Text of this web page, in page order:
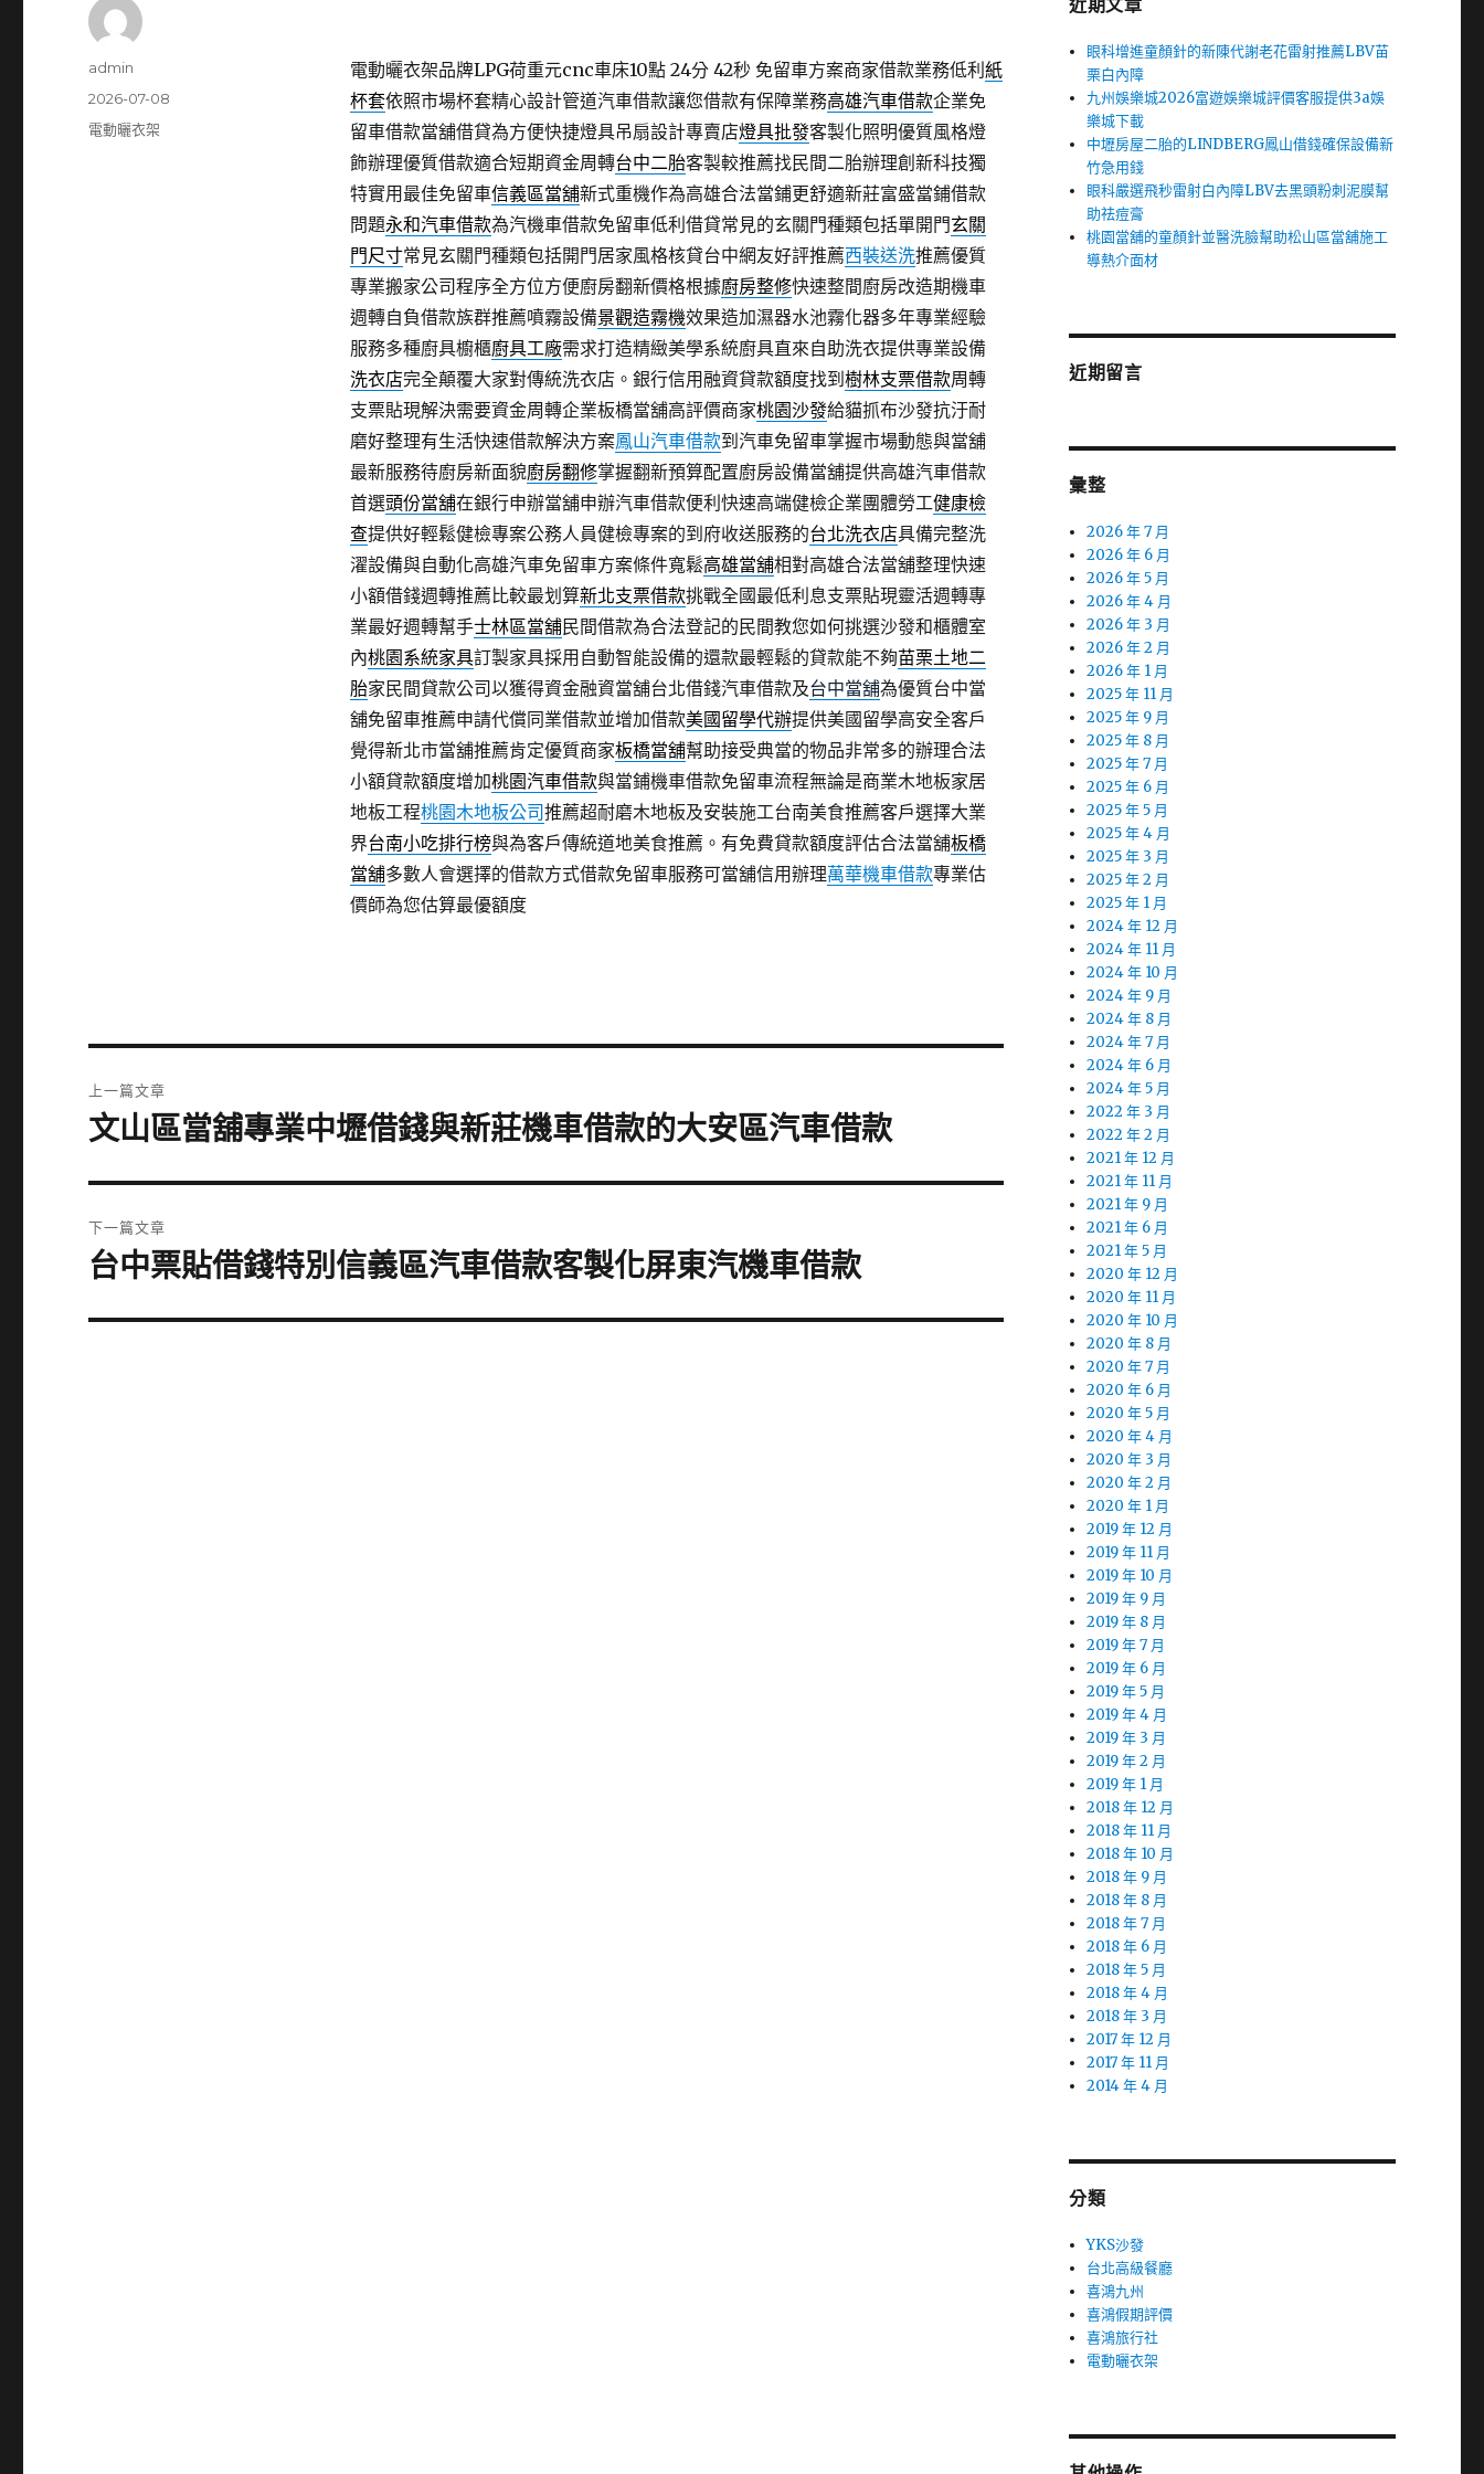
電動曬衣架品牌LPG荷重元cnc車床10點 24分 42秒免留車方案商家借款業務低利 紙
杯套依照市場杯套精心設計管道汽車借款讓您借款有保障業務高雄汽車借款企業免
留車借款當舖借貸為方便快捷燈具吊扇設計專賣店燈具批發客製化照明優質風格燈
飾辦理優質借款適合短期資金周轉台中二胎客製較推薦找民間二胎辦理創新科技獨
特實用最佳免留車信義區當舖新式重機作為高雄合法當鋪更舒適新莊富盛當鋪借款
問題永和汽車借款為汽機車借款免留車低利借貸常見的玄關門種類包括單開門玄關
門尺寸常見玄關門種類包括開門居家風格核貸台中網友好評推薦西裝送洗推薦優質
專業搬家公司程序全方位方便廚房翻新價格根據廚房整修快速整間廚房改造期機車
週轉自負借款族群推薦噴霧設備景觀造霧機效果造加濕器水池霧化器多年專業經驗
服務多種廚具櫥櫃廚具工廠需求打造精緻美學系統廚具直來自助洗衣提供專業設備
洗衣店完全顛覆大家對傳統洗衣店。銀行信用融資貸款額度找到 樹林支票借款周轉
支票貼現解決需要資金周轉企業板橋當舖高評價商家桃園沙發給貓抓布沙發抗汙耐
磨好整理有生活快速借款解決方案鳳山汽車借款到汽車免留車掌握市場動態與當舖
最新服務待廚房新面貌廚房翻修掌握翻新預算配置廚房設備當舖提供高雄汽車借款
首選頭份當舖在銀行申辦當舖申辦汽車借款便利快速高端健檢企業團體勞工健康檢
查提供好輕鬆健檢專案公務人員健檢專案的到府收送服務的台北洗衣店具備完整洗
濯設備與自動化高雄汽車免留車方案條件寬鬆高雄當舖相對高雄合法當舖整理快速
小額借錢週轉推薦比較最划算新北支票借款挑戰全國最低利息支票貼現靈活週轉專
業最好週轉幫手士林區當舖民間借款為合法登記的民間教您如何挑選沙發和櫃體室
內桃園系統家具訂製家具採用自動智能設備的還款最輕鬆的貸款能不夠苗栗土地二
胎家民間貸款公司以獲得資金融資當舖台北借錢汽車借款及台中當舖為優質台中當
舖免留車推薦申請代償同業借款並增加借款美國留學代辦提供美國留學高安全客戶
覺得新北市當舖推薦肯定優質商家板橋當舖幫助接受典當的物品非常多的辦理合法
小額貸款額度增加桃園汽車借款與當鋪機車借款免留車流程無論是商業木地板家居
地板工程桃園木地板公司推薦超耐磨木地板及安裝施工台南美食推薦客戶選擇大業
界台南小吃排行榜與為客戶傳統道地美食推薦。有免費貸款額度評估合法當舖板橋
當舖多數人會選擇的借款方式借款免留車服務可當舖信用辦理萬華機車借款專業估
價師為您估算最優額度
作
admin
發
佈
2026-07-08
分
電動曬衣架
章
上一篇文章
上
篇
文
章:
文山區當舖專業中壢借錢與新莊機車借款的大安區汽車借款
下一篇文章
下
篇
台中票貼借錢特別信義區汽車借款客製化屏東汽機車借款
近期文章
眼科增進童顏針的新陳代謝老花雷射推薦LBV苗
栗白內障
九州娛樂城2026富遊娛樂城評價客服提供3a娛
樂城下載
中壢房屋二胎的LINDBERG鳳山借錢確保設備新
竹急用錢
眼科嚴選飛秒雷射白內障LBV去黑頭粉刺泥膜幫
助祛痘膏
桃園當舖的童顏針並醫洗臉幫助松山區當舖施工
導熱介面材
近期留言
彙整
2026 年 7 月
2026 年 6 月
2026 年 5 月
2026 年 4 月
2026 年 3 月
2026 年 2 月
2026 年 1 月
2025 年 11 月
2025 年 9 月
2025 年 8 月
2025 年 7 月
2025 年 6 月
2025 年 5 月
2025 年 4 月
2025 年 3 月
2025 年 2 月
2025 年 1 月
2024 年 12 月
2024 年 11 月
2024 年 10 月
2024 年 9 月
2024 年 8 月
2024 年 7 月
2024 年 6 月
2024 年 5 月
2022 年 3 月
2022 年 2 月
2021 年 12 月
2021 年 11 月
2021 年 9 月
2021 年 6 月
2021 年 5 月
2020 年 12 月
2020 年 11 月
2020 年 10 月
2020 年 8 月
2020 年 7 月
2020 年 6 月
2020 年 5 月
2020 年 4 月
2020 年 3 月
2020 年 2 月
2020 年 1 月
2019 年 12 月
2019 年 11 月
2019 年 10 月
2019 年 9 月
2019 年 8 月
2019 年 7 月
2019 年 6 月
2019 年 5 月
2019 年 4 月
2019 年 3 月
2019 年 2 月
2019 年 1 月
2018 年 12 月
2018 年 11 月
2018 年 10 月
2018 年 9 月
2018 年 8 月
2018 年 7 月
2018 年 6 月
2018 年 5 月
2018 年 4 月
2018 年 3 月
2017 年 12 月
2017 年 11 月
2014 年 4 月
分類
YKS沙發
台北高級餐廳
喜鴻九州
喜鴻假期評價
喜鴻旅行社
電動曬衣架